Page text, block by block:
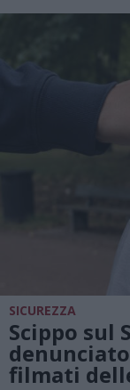
SICUREZZA
Scippo sul
filmati